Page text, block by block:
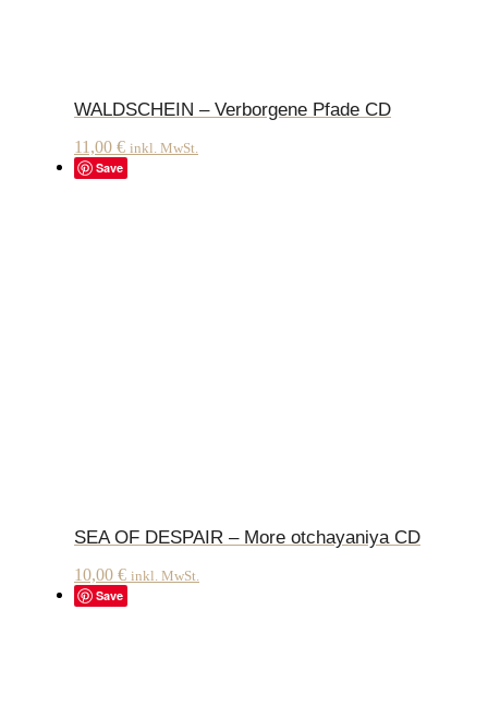
WALDSCHEIN – Verborgene Pfade CD
11,00 € inkl. MwSt.
Save
SEA OF DESPAIR – More otchayaniya CD
10,00 € inkl. MwSt.
Save